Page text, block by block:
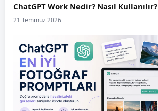
ChatGPT Work Nedir? Nasıl Kullanılır?
21 Temmuz 2026